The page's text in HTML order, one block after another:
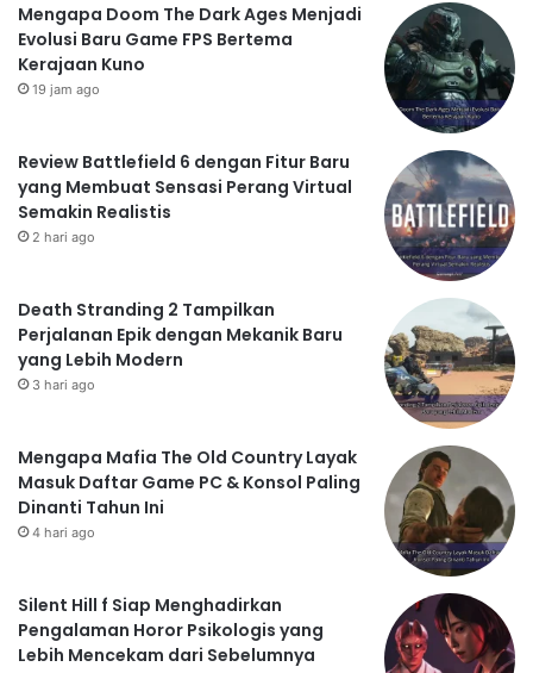
Mengapa Doom The Dark Ages Menjadi
Evolusi Baru Game FPS Bertema
Kerajaan Kuno
19 jam ago
Review Battlefield 6 dengan Fitur Baru
yang Membuat Sensasi Perang Virtual
Semakin Realistis
2 hari ago
Death Stranding 2 Tampilkan
Perjalanan Epik dengan Mekanik Baru
yang Lebih Modern
3 hari ago
Mengapa Mafia The Old Country Layak
Masuk Daftar Game PC & Konsol Paling
Dinanti Tahun Ini
4 hari ago
Silent Hill f Siap Menghadirkan
Pengalaman Horor Psikologis yang
Lebih Mencekam dari Sebelumnya